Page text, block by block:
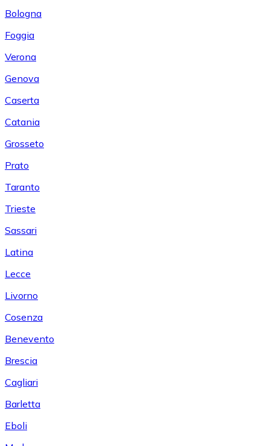
Bologna
Foggia
Verona
Genova
Caserta
Catania
Grosseto
Prato
Taranto
Trieste
Sassari
Latina
Lecce
Livorno
Cosenza
Benevento
Brescia
Cagliari
Barletta
Eboli